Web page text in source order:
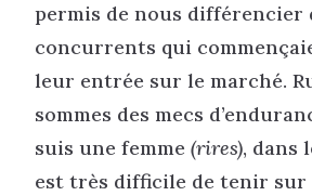
permis de nous différencier
concurrents qui
leur entrée sur le marché.
sommes des mecs
suis une femme (rires), dans
est très difficile de tenir sur